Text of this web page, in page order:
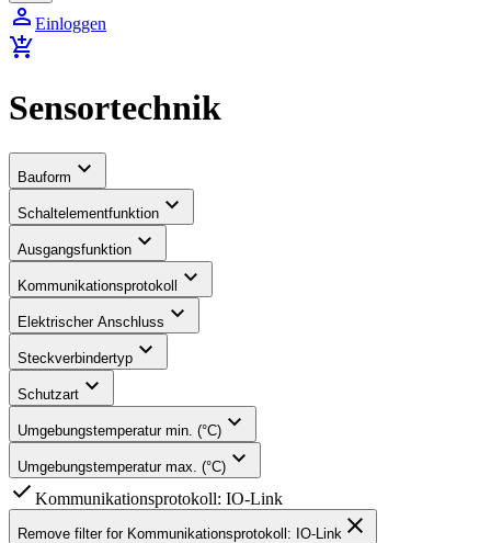
person Einloggen
add_shopping_cart
Sensortechnik
Bauform expand_more
Schaltelementfunktion expand_more
Ausgangsfunktion expand_more
Kommunikationsprotokoll expand_more
Elektrischer Anschluss expand_more
Steckverbindertyp expand_more
Schutzart expand_more
Umgebungstemperatur min. (°C) expand_more
Umgebungstemperatur max. (°C) expand_more
check Kommunikationsprotokoll: IO-Link
Remove filter for Kommunikationsprotokoll: IO-Link close